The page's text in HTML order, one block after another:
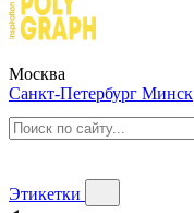
Москва
Санкт-Петербург Минск
Этикетки